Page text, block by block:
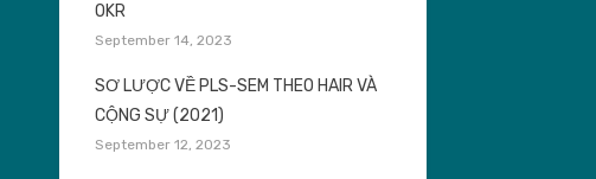
OKR
September 14, 2023
SƠ LƯỢC VỀ PLS-SEM THEO HAIR VÀ
CỘNG SỰ (2021)
September 12, 2023